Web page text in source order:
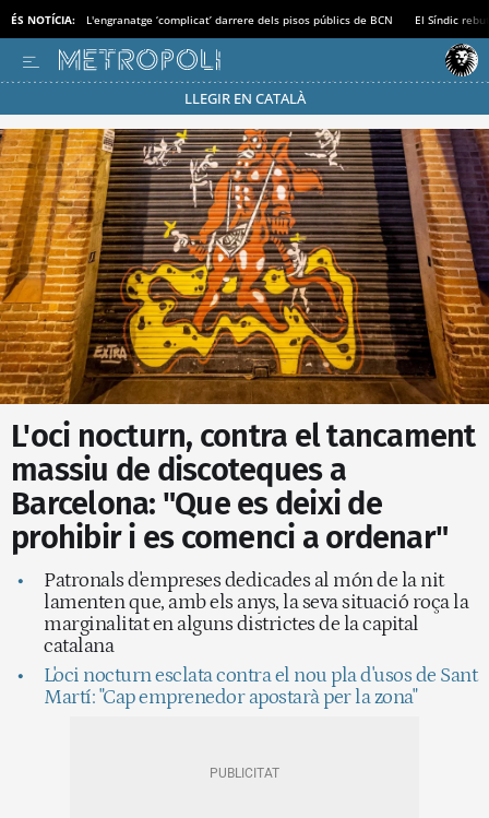
ÉS NOTÍCIA: L'engranatge ‘complicat’ darrere dels pisos públics de BCN El Síndic
LLEGIR EN CATALÀ
Passa’t al mode estalvi
L'oci nocturn, contra el tancament
massiu de discoteques a
Barcelona: "Que es deixi de
prohibir i es comenci a ordenar"
Patronals d'empreses dedicades al món de la nit
lamenten que, amb els anys, la seva situació roça la
marginalitat en alguns districtes de la capital
catalana
L'oci nocturn esclata contra el nou pla d'usos de Sant
Martí: "Cap emprenedor apostarà per la zona"